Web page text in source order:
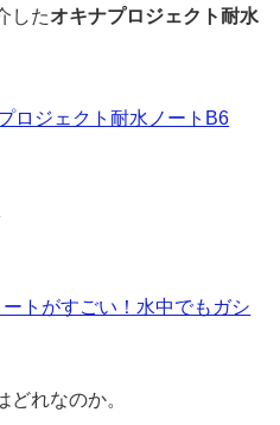
したオキナプロジェクト耐水
ロジェクト耐水ノートB6
トがすごい！水中でもガシ
れなのか。